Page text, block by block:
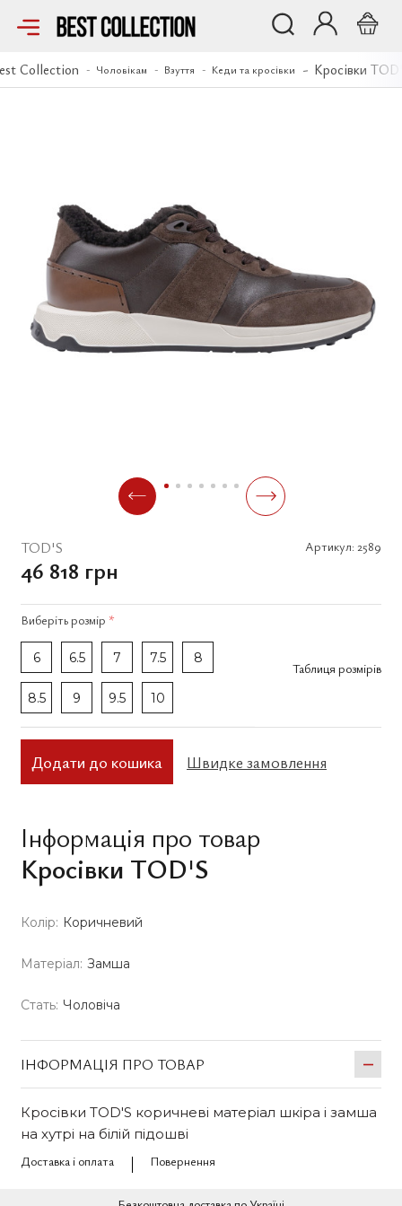
Collection Чоловікам Взуття Кеди та кросівки Кросівки
Кросівки TOD'S
TOD'S Артикул: 2589
46 818 грн
Виберіть розмір *
6 6.5 7 7.5 8
8.5 9 9.5 10
Таблиця розмірів
Додати до кошика Швидке замовлення
Інформація про товар
Кросівки TOD'S
Колір: Коричневий
Матеріал: Замша
Стать: Чоловіча
ІНФОРМАЦІЯ ПРО ТОВАР
Кросівки TOD'S коричневі матеріал шкіра і замша
на хутрі на білій підошві
Доставка і оплата
Повернення